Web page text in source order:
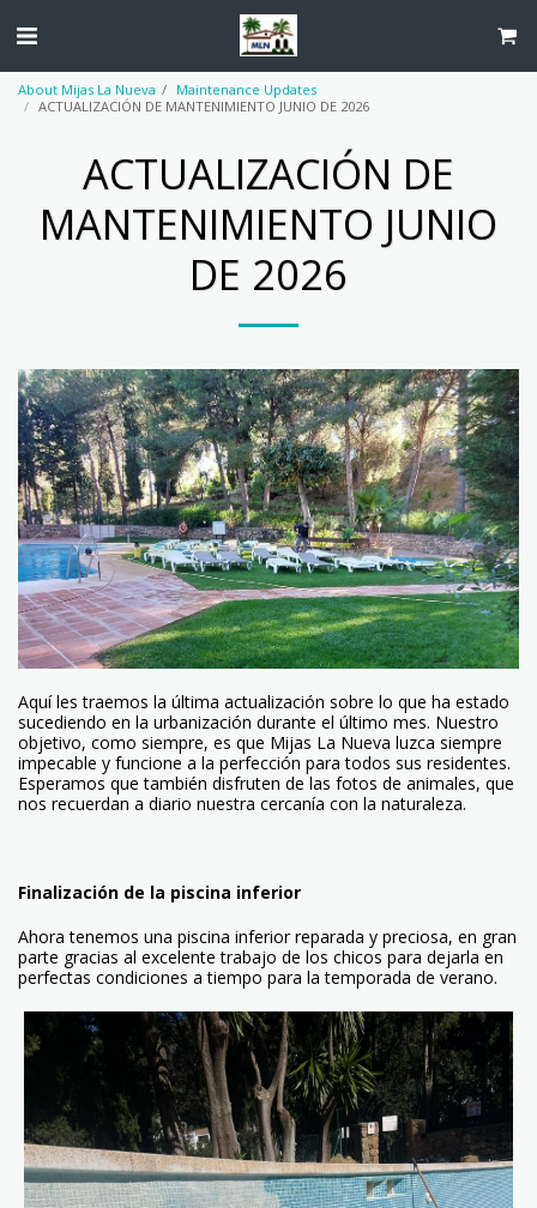
About Mijas La Nueva
Maintenance Updates
ACTUALIZACIÓN DE MANTENIMIENTO JUNIO DE 2026
ACTUALIZACIÓN DE
MANTENIMIENTO JUNIO
DE 2026
Aquí les traemos la última actualización sobre lo que ha estado
sucediendo en la urbanización durante el último mes. Nuestro
objetivo, como siempre, es que Mijas La Nueva luzca siempre
impecable y funcione a la perfección para todos sus residentes.
Esperamos que también disfruten de las fotos de animales, que
nos recuerdan a diario nuestra cercanía con la naturaleza.
Finalización de la piscina inferior
Ahora tenemos una piscina inferior reparada y preciosa, en gran
parte gracias al excelente trabajo de los chicos para dejarla en
perfectas condiciones a tiempo para la temporada de verano.